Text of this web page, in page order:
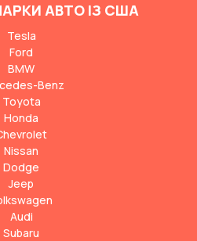
АВТО ІЗ США
Tesla
Ford
BMW
Benz
Toyota
Honda
Nissan
Dodge
Jeep
Audi
Subaru